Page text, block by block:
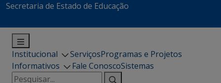
Secretaria de Estado de Educação
Institucional ServiçosProgramas e Projetos
Informativos
Fale ConoscoSistemas
Pesquisar